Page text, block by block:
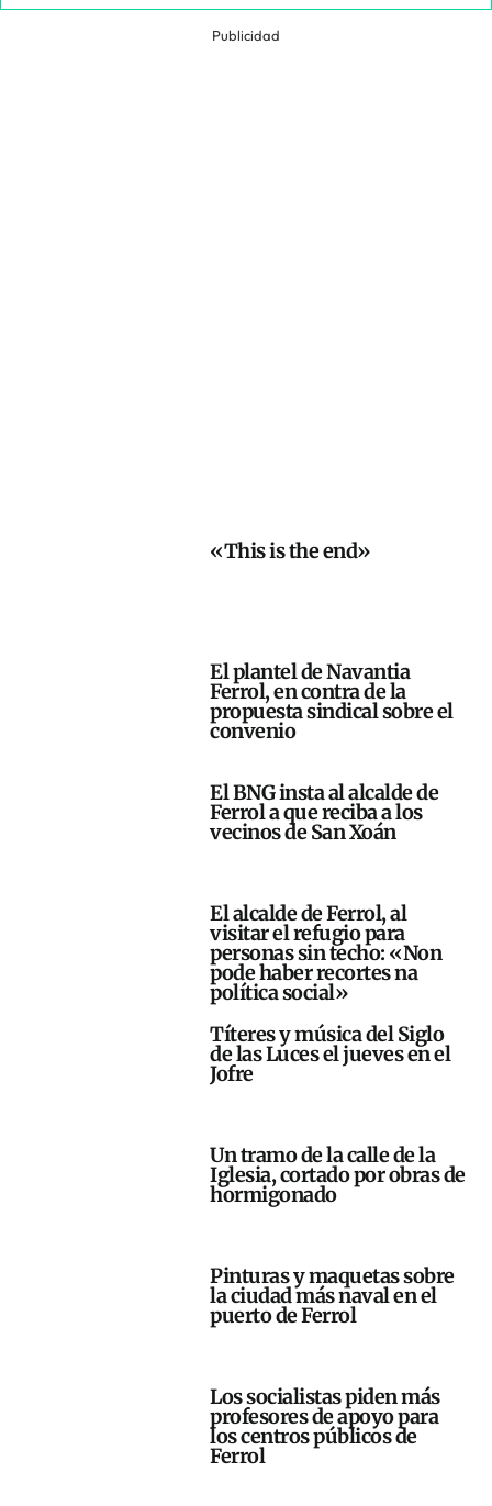
Publicidad
«This is the end»
El plantel de Navantia
Ferrol, en contra de la
propuesta sindical sobre el
convenio
El BNG insta al alcalde de
Ferrol a que reciba a los
vecinos de San Xoán
El alcalde de Ferrol, al
visitar el refugio para
personas sin techo: «Non
pode haber recortes na
política social»
Títeres y música del Siglo
de las Luces el jueves en el
Jofre
Un tramo de la calle de la
Iglesia, cortado por obras de
hormigonado
Pinturas y maquetas sobre
la ciudad más naval en el
puerto de Ferrol
Los socialistas piden más
profesores de apoyo para
los centros públicos de
Ferrol